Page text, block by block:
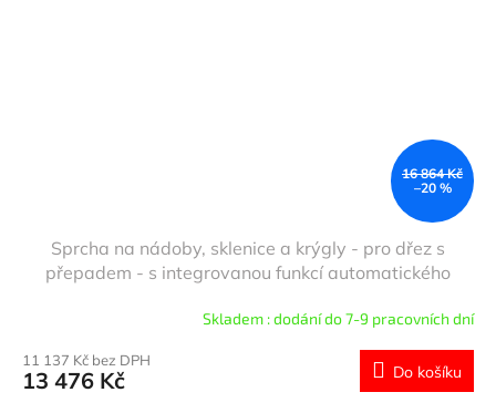
16 864 Kč
–20 %
Sprcha na nádoby, sklenice a krýgly - pro dřez s
přepadem - s integrovanou funkcí automatického
Skladem : dodání do 7-9 pracovních dní
11 137 Kč bez DPH
13 476 Kč Do košíku